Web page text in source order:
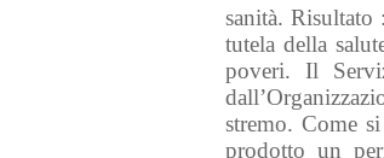
sanità. Risultato
tutela della
poveri. Il
stremo. Come
prodotto un